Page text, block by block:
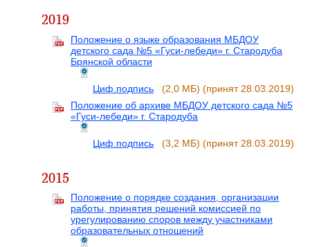
2019
Положение о языке образования МБДОУ
детского сада №5 «Гуси-лебеди» г. Стародуба
Брянской области
Циф.подпись (2,0 МБ) (принят 28.03.2019)
Положение об архиве МБДОУ детского сада №5
«Гуси-лебеди» г. Стародуба
Циф.подпись (3,2 МБ) (принят 28.03.2019)
2015
Положение о порядке создания, организации
работы, принятия решений комиссией по
урегулированию споров между участниками
образовательных отношений